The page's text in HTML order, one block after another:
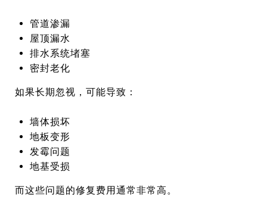
管道渗漏
屋顶漏水
排水系统堵塞
密封老化
如果长期忽视，可能导致：
墙体损坏
地板变形
发霉问题
地基受损
而这些问题的修复费用通常非常高。